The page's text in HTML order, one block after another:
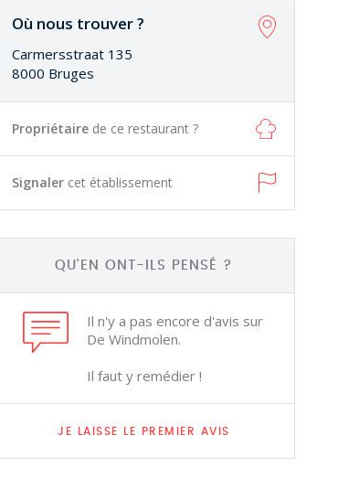
Où nous trouver ?
Carmersstraat 135
8000 Bruges
Propriétaire de ce restaurant ?
Signaler cet établissement
QU'EN ONT-ILS PENSÉ ?
Il n'y a pas encore d'avis sur
De Windmolen.
Il faut y remédier !
JE LAISSE LE PREMIER AVIS